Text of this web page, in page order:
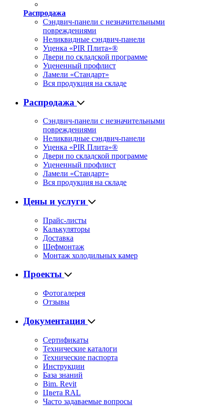
Распродажа
Сэндвич-панели с незначительными
повреждениями
Неликвидные сэндвич-панели
Уценка «PIR Плита»®
Двери по складской программе
Уцененный профлист
Ламели «Стандарт»
Вся продукция на складе
Распродажа
Сэндвич-панели с незначительными
повреждениями
Неликвидные сэндвич-панели
Уценка «PIR Плита»®
Двери по складской программе
Уцененный профлист
Ламели «Стандарт»
Вся продукция на складе
Цены и услуги
Прайс-листы
Калькуляторы
Доставка
Шефмонтаж
Монтаж холодильных камер
Проекты
Фотогалерея
Отзывы
Документация
Сертификаты
Технические каталоги
Технические паспорта
Инструкции
База знаний
Bim. Revit
Цвета RAL
Часто задаваемые вопросы